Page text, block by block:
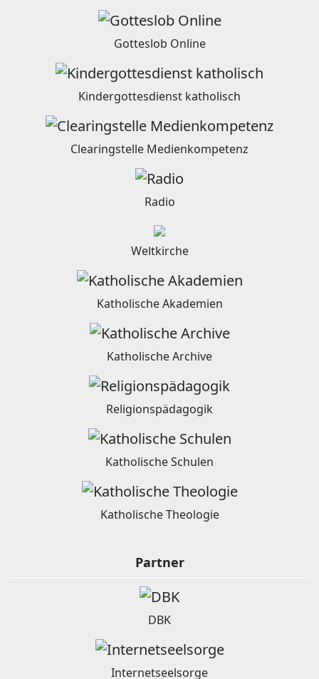
Gotteslob Online
Kindergottesdienst katholisch
Clearingstelle Medienkompetenz
Radio
Weltkirche
Katholische Akademien
Katholische Archive
Religionspädagogik
Katholische Schulen
Katholische Theologie
Partner
DBK
Internetseelsorge